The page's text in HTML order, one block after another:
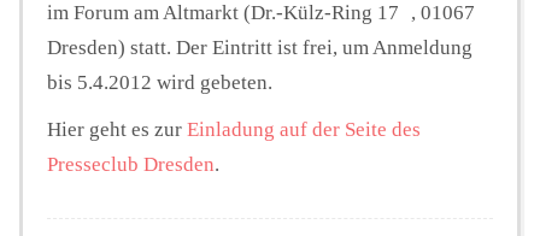
im Forum am Altmarkt (Dr.-Külz-Ring 17 , 01067
Dresden) statt. Der Eintritt ist frei, um Anmeldung
bis 5.4.2012 wird gebeten.
Hier geht es zur Einladung auf der Seite des
Presseclub Dresden.